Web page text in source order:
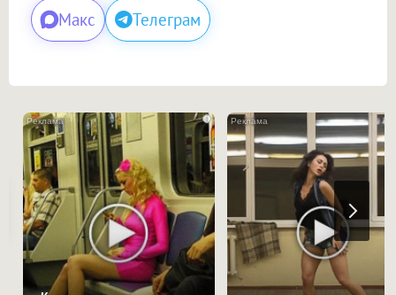
Макс Телеграм
i